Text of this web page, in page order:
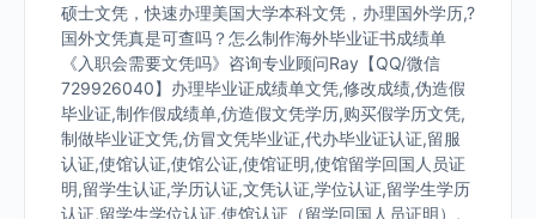
硕士文凭，快速办理美国大学本科文凭，办理国外学历,?
国外文凭真是可查吗？怎么制作海外毕业证书成绩单
《入职会需要文凭吗》咨询专业顾问Ray【QQ/微信
729926040】办理毕业证成绩单文凭,修改成绩,伪造假
毕业证,制作假成绩单,仿造假文凭学历,购买假学历文凭,
制做毕业证文凭,仿冒文凭毕业证,代办毕业证认证,留服
认证,使馆认证,使馆公证,使馆证明,使馆留学回国人员证
明,留学生认证,学历认证,文凭认证,学位认证,留学生学历
认证,留学生学位认证,使馆认证（留学回国人员证明）,